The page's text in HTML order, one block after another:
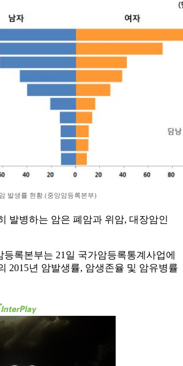
발생률 현황.(중앙암등록본부)
발병하는 암은 폐암과 위암, 대장암인
등록본부는 21일 국가암등록통계사업에
2015년 암발생률, 암생존율 및 암유병률